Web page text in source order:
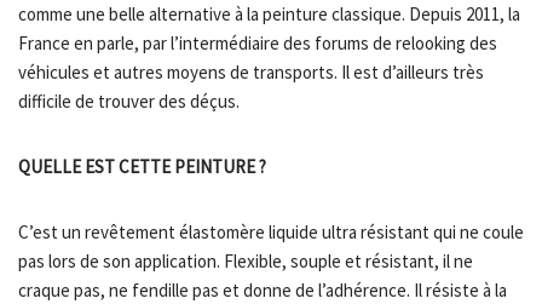
comme une belle alternative à la peinture classique. Depuis 2011, la
France en parle, par l’intermédiaire des forums de relooking des
véhicules et autres moyens de transports. Il est d’ailleurs très
difficile de trouver des déçus.
QUELLE EST CETTE PEINTURE ?
C’est un revêtement élastomère liquide ultra résistant qui ne coule
pas lors de son application. Flexible, souple et résistant, il ne
craque pas, ne fendille pas et donne de l’adhérence. Il résiste à la